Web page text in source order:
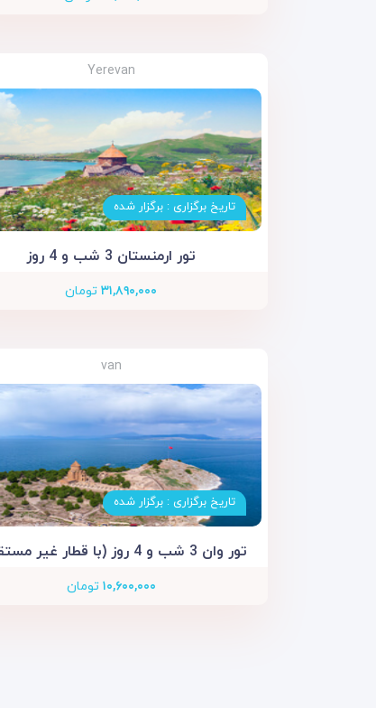
Yerevan
تاریخ برگزاری : برگزار شده
تور ارمنستان 3 شب و 4 روز
۳۱,۸۹۰,۰۰۰ تومان
van
تاریخ برگزاری : برگزار شده
تور وان 3 شب و 4 روز (با قطار غیر مستقیم)
۱۰,۶۰۰,۰۰۰ تومان